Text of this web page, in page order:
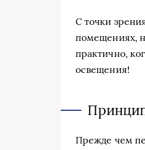
С точки
помещениях,
практично,
освещения!
Прежде чем